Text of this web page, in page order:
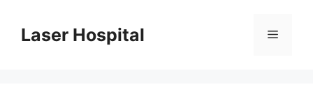
contentLaser Hospital Menu